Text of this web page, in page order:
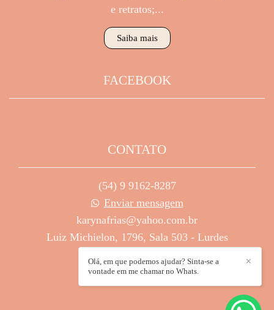
e retratos;...
Saiba mais
FACEBOOK
CONTATO
(54) 9 9162-8287
Enviar mensagem
karynafrias@yahoo.com.br
Luiz Michielon, 1796, Sala 503 - Lurdes
✕
Olá, em que podemos ajudar? Sinta-se a
vontade em me chamar no Whats.